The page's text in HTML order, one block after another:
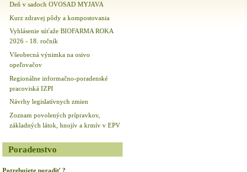
Deň v sadoch OVOSAD MYJAVA
Kurz zdravej pôdy a kompostovania
Vyhlásenie súťaže BIOFARMA ROKA
2026 - 18. ročník
Všeobecná výnimka na osivo
opeľovačov
Regionálne informačno-poradenské
pracoviská IZPI
Návrhy legislatívnych zmien
Zoznam povolených prípravkov,
základných látok, hnojív a krmív v EPV
Poradenstvo
Potrebujete poradiť ?